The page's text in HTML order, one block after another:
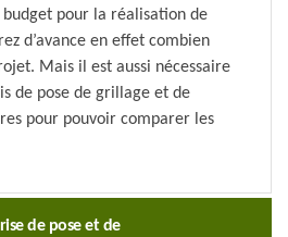
pour la réalisation de
d’avance en effet combien
Mais il est aussi nécessaire
de pose de grillage et de
pour pouvoir comparer les
de pose et de